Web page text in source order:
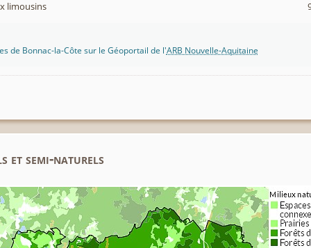
limousins
de Bonnac-la-Côte sur le Géoportail de l'ARB Nouvelle-Aquitaine
et semi-naturels